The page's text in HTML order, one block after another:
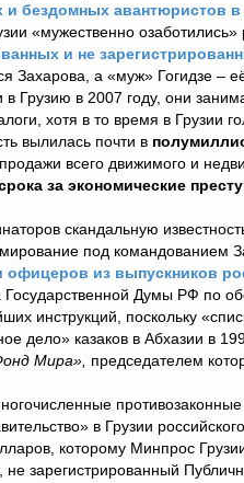
и бездомных авантюристов
«мужественно
и не
Захарова, а «муж» Гогидзе
Грузию в 2007 году, они
хотя в то время в Грузии
вылилась почти в
всего движимого и
за экономические
скандальную
под командованием
офицеров из выпускников
Думы РФ по
инструкций, поскольку
дело» казаков в Абхазии в
Мира» председателем
в Грузии
которому Минпрос
зарегистрированный